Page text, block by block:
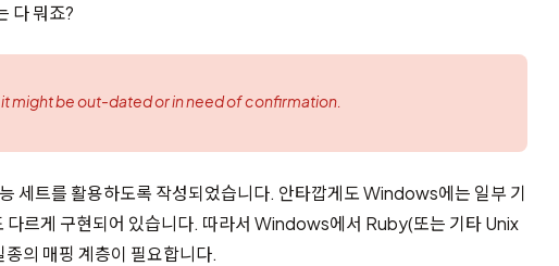
다 뭐죠?
might be out-dated or in need of confirmation.
세트를 활용하도록 작성되었습니다. 안타깝게도 Windows에는 일부 기
다르게 구현되어 있습니다. 따라서 Windows에서 Ruby(또는 기타 Unix
의 매핑 계층이 필요합니다.